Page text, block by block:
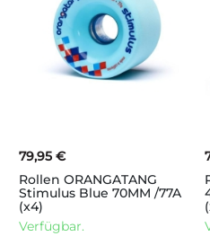
79,95 €
Rollen ORANGATANG
Stimulus Blue 70MM /77A
(x4)
Verfügbar.